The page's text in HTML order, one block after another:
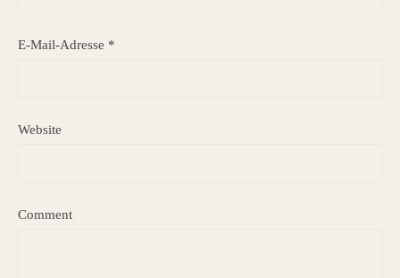
E-Mail-Adresse *
Website
Comment